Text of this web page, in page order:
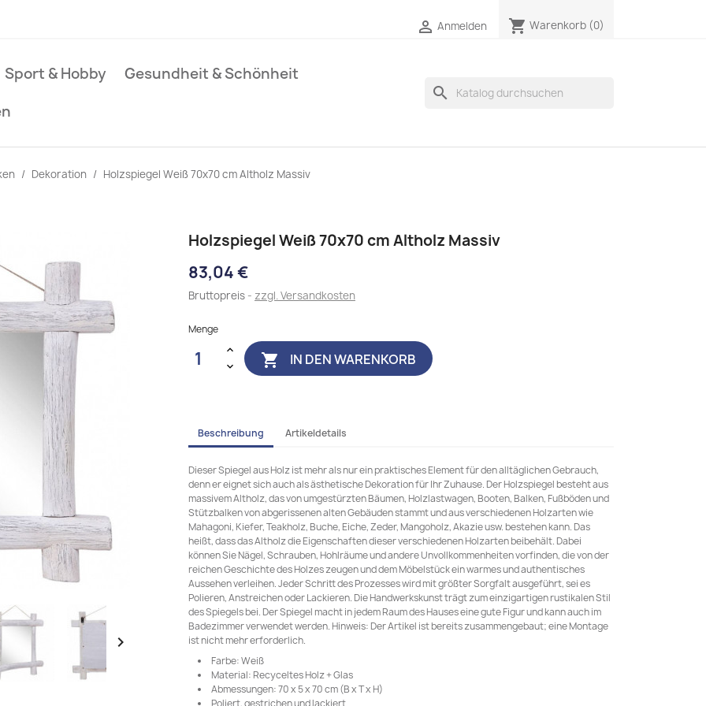
 Anmelden shopping_cart Warenkorb (0)
Sport & Hobby
Gesundheit & Schönheit
search
Dekoration Holzspiegel Weiß 70x70 cm Altholz Massiv

Holzspiegel Weiß 70x70 cm Altholz Massiv
83,04 €
Bruttopreis zzgl. Versandkosten
Menge
 IN DEN WARENKORB
Beschreibung Artikeldetails
Dieser Spiegel aus Holz ist mehr als nur ein praktisches Element für den alltäglichen Gebrauch,
denn er eignet sich auch als ästhetische Dekoration für Ihr Zuhause. Der Holzspiegel besteht aus
massivem Altholz, das von umgestürzten Bäumen, Holzlastwagen, Booten, Balken, Fußböden und
Stützbalken von abgerissenen alten Gebäuden stammt und aus verschiedenen Holzarten wie
Mahagoni, Kiefer, Teakholz, Buche, Eiche, Zeder, Mangoholz, Akazie usw. bestehen kann. Das
heißt, dass das Altholz die Eigenschaften dieser verschiedenen Holzarten beibehält. Dabei
können Sie Nägel, Schrauben, Hohlräume und andere Unvollkommenheiten vorfinden, die von der
reichen Geschichte des Holzes zeugen und dem Möbelstück ein warmes und authentisches
Aussehen verleihen. Jeder Schritt des Prozesses wird mit größter Sorgfalt ausgeführt, sei es
Polieren, Anstreichen oder Lackieren. Die Handwerkskunst trägt zum einzigartigen rustikalen Stil
des Spiegels bei. Der Spiegel macht in jedem Raum des Hauses eine gute Figur und kann auch im
Badezimmer verwendet werden. Hinweis: Der Artikel ist bereits zusammengebaut; eine Montage
ist nicht mehr erforderlich.
Farbe: Weiß
Material: Recyceltes Holz + Glas
Abmessungen: 70 x 5 x 70 cm (B x T x H)
Poliert, gestrichen und lackiert